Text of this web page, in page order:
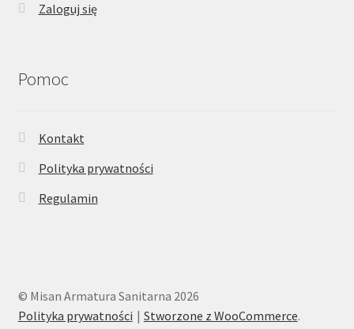
Zaloguj się
Pomoc
Kontakt
Polityka prywatności
Regulamin
© Misan Armatura Sanitarna 2026
Polityka prywatności
Stworzone z WooCommerce.